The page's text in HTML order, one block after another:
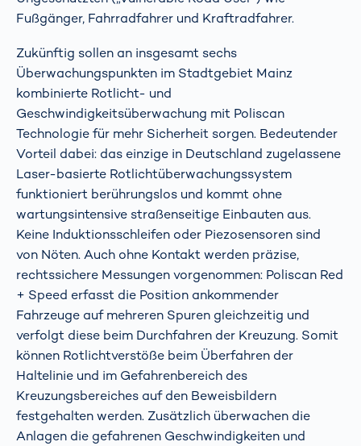
Fußgänger, Fahrradfahrer und Kraftradfahrer.
Zukünftig sollen an insgesamt sechs
Überwachungspunkten im Stadtgebiet Mainz
kombinierte Rotlicht- und
Geschwindigkeitsüberwachung mit Poliscan
Technologie für mehr Sicherheit sorgen. Bedeutender
Vorteil dabei: das einzige in Deutschland zugelassene
Laser-basierte Rotlichtüberwachungssystem
funktioniert berührungslos und kommt ohne
wartungsintensive straßenseitige Einbauten aus.
Keine Induktionsschleifen oder Piezosensoren sind
von Nöten. Auch ohne Kontakt werden präzise,
rechtssichere Messungen vorgenommen: Poliscan Red
+ Speed erfasst die Position ankommender
Fahrzeuge auf mehreren Spuren gleichzeitig und
verfolgt diese beim Durchfahren der Kreuzung. Somit
können Rotlichtverstöße beim Überfahren der
Haltelinie und im Gefahrenbereich des
Kreuzungsbereiches auf den Beweisbildern
festgehalten werden. Zusätzlich überwachen die
Anlagen die gefahrenen Geschwindigkeiten und